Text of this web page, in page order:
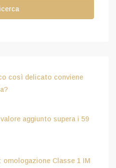
così delicato conviene
aggiunto supera i 59
Classe 1 IM